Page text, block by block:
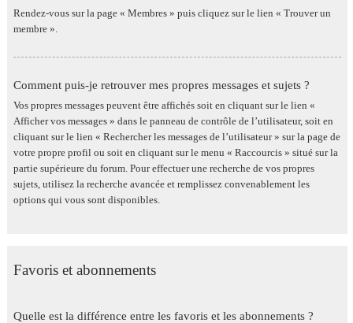
Rendez-vous sur la page « Membres » puis cliquez sur le lien « Trouver un
membre ».
Comment puis-je retrouver mes propres messages et sujets ?
Vos propres messages peuvent être affichés soit en cliquant sur le lien «
Afficher vos messages » dans le panneau de contrôle de l’utilisateur, soit en
cliquant sur le lien « Rechercher les messages de l’utilisateur » sur la page de
votre propre profil ou soit en cliquant sur le menu « Raccourcis » situé sur la
partie supérieure du forum. Pour effectuer une recherche de vos propres
sujets, utilisez la recherche avancée et remplissez convenablement les
options qui vous sont disponibles.
Favoris et abonnements
Quelle est la différence entre les favoris et les abonnements ?